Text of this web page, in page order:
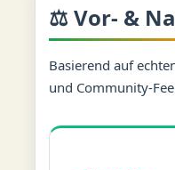
⚖️ Vor- &
Basierend auf
und Community-